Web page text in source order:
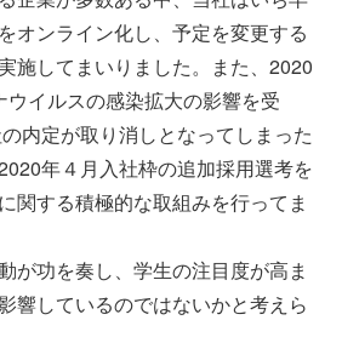
オンライン化し、予定を変更する
施してまいりました。また、2020
イルスの感染拡大の影響を受
内定が取り消しとなってしまった
年４月入社枠の追加採用選考を
関する積極的な取組みを行ってま
が功を奏し、学生の注目度が高ま
響しているのではないかと考えら